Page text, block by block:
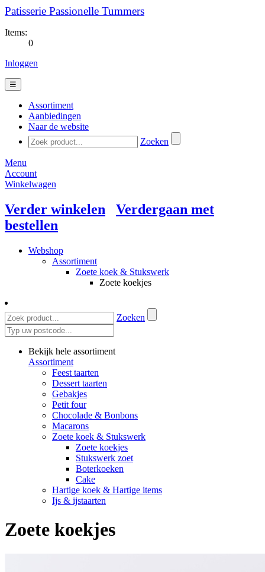
Patisserie Passionelle Tummers
Items:
0
Inloggen
☰
Assortiment
Aanbiedingen
Naar de website
Zoeken
Menu
Account
Winkelwagen
Verder winkelen
Verdergaan met
bestellen
Webshop
Assortiment
Zoete koek & Stukswerk
Zoete koekjes
Zoeken
Bekijk hele assortiment
Assortiment
Feest taarten
Dessert taarten
Gebakjes
Petit four
Chocolade & Bonbons
Macarons
Zoete koek & Stukswerk
Zoete koekjes
Stukswerk zoet
Boterkoeken
Cake
Hartige koek & Hartige items
Ijs & ijstaarten
Zoete koekjes